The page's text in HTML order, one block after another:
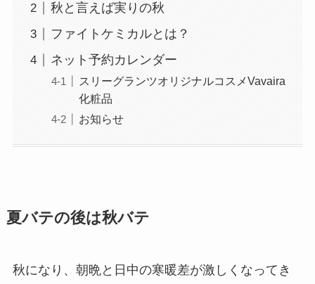
秋と言えば実りの秋
ファイトケミカルとは？
ネット予約カレンダー
スリーグランツオリジナルコスメVavaira
化粧品
お知らせ
夏バテの後は秋バテ
秋になり、朝晩と日中の寒暖差が激しくなってき